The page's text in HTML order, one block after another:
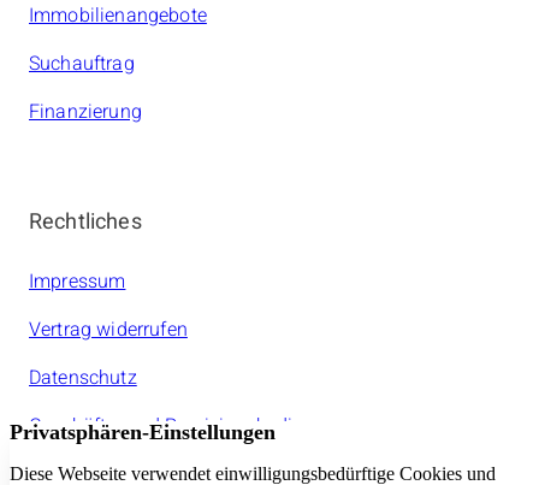
Immobilienangebote
Suchauftrag
Finanzierung
Rechtliches
Impressum
Vertrag widerrufen
Datenschutz
Geschäfts- und Provisionsbedinungen